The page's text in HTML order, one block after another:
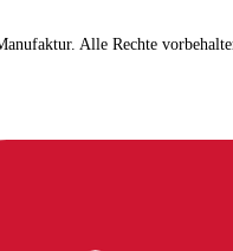
Alle Rechte